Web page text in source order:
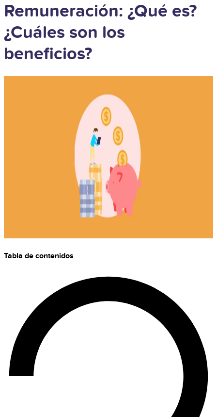
Remuneración: ¿Qué es?
¿Cuáles son los
beneficios?
Tabla de contenidos